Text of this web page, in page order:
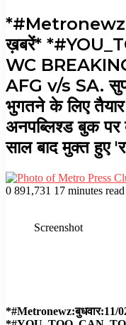
ख़बरें*
WC
AFG v/s SA.
भुगतने के लिए तैयार
अनपब्लिश्ड बुक पर
साल बाद मुक्त हुए
0 891,731 17 minutes read
Screenshot
*#Metronewz:बुधवार:11/